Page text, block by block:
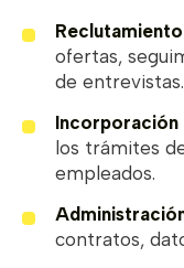
ofertas,
de entrevistas.
los trámites
empleados.
contratos,